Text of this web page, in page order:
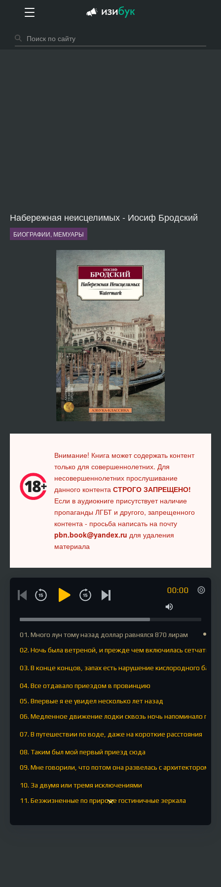
Набережная неисцелимых - Иосиф Бродский
БИОГРАФИИ, МЕМУАРЫ
Внимание! Книга может содержать контент
только для совершеннолетних. Для
несовершеннолетних прослушивание
данного контента СТРОГО ЗАПРЕЩЕНО!
Если в аудиокниге присутствует наличие
пропаганды ЛГБТ и другого, запрещенного
контента - просьба написать на почту
pbn.book@yandex.ru для удаления
материала
00:00
01. Много лун тому назад доллар равнялся 870 лирам
02. Ночь была ветреной, и прежде чем включилась сетчатка
03. В конце концов, запах есть нарушение кислородного
04. Все отдавало приездом в провинцию
05. Впервые я ее увидел несколько лет назад
06. Медленное движение лодки сквозь ночь напоминало
07. В путешествии по воде, даже на короткие расстояния
08. Таким был мой первый приезд сюда
09. Мне говорили, что потом она развелась с архитектором
10. За двумя или тремя исключениями
11. Безжизненные по природе гостиничные зеркала